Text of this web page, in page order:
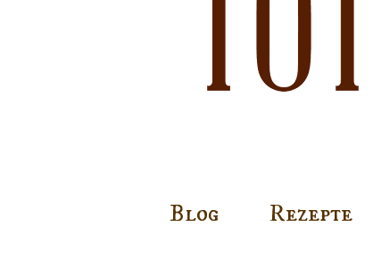
Blog Rezepte